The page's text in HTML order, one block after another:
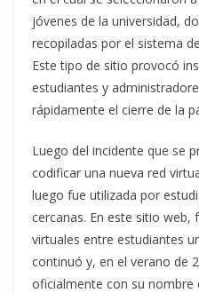
jóvenes de la universidad,
recopiladas por el sistema
Este tipo de sitio provocó
estudiantes y
rápidamente el cierre de la
Luego del incidente que se
codificar una nueva red
luego fue utilizada por
cercanas. En este sitio web,
virtuales entre estudiantes
continuó y, en el verano de
oficialmente con su nombre